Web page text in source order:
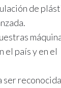
de
el país y en el
ser